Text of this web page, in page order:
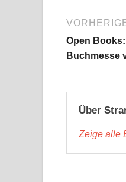
Open
Buchmesse
Über
Zeige alle